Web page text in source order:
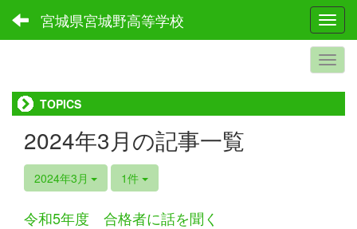
宮城県宮城野高等学校
TOPICS
2024年3月の記事一覧
2024年3月 1件
令和5年度 合格者に話を聞く